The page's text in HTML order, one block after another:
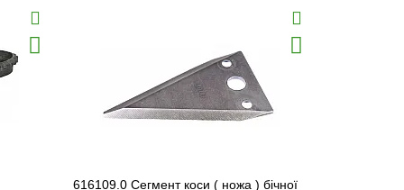
616109.0 Сегмент коси ( ножа ) бічної